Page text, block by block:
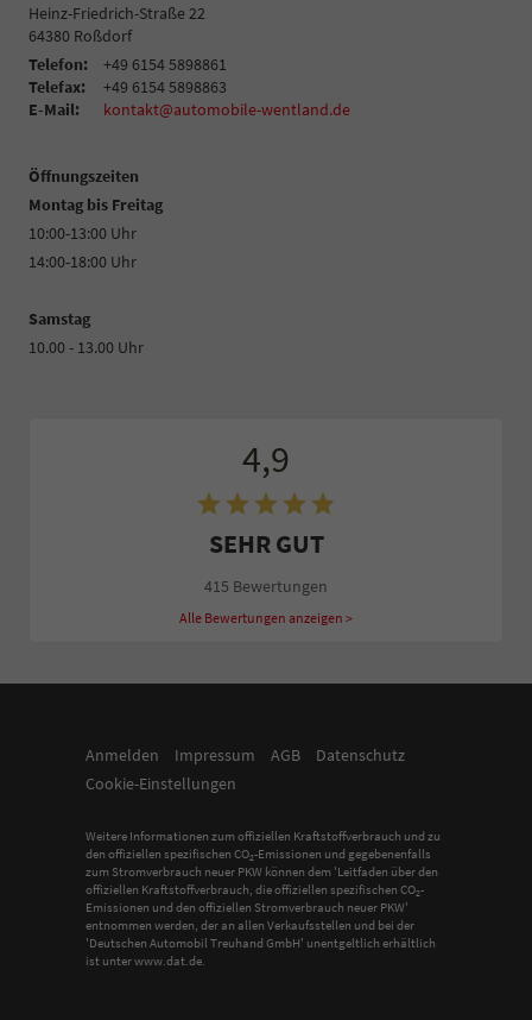
Heinz-Friedrich-Straße 22
64380 Roßdorf
Telefon:
+49 6154 5898861
Telefax:
+49 6154 5898863
E-Mail:
kontakt@automobile-wentland.de
Öffnungszeiten
Montag bis Freitag
10:00-13:00 Uhr
14:00-18:00 Uhr
Samstag
10.00 - 13.00 Uhr
4,9
SEHR GUT
415 Bewertungen
Alle Bewertungen anzeigen >
Anmelden Impressum AGB
Datenschutz
Cookie-Einstellungen
Weitere Informationen zum offiziellen Kraftstoffverbrauch und zu
den offiziellen spezifischen CO2-Emissionen und gegebenenfalls
zum Stromverbrauch neuer PKW können dem 'Leitfaden über den
offiziellen Kraftstoffverbrauch, die offiziellen spezifischen CO2-
Emissionen und den offiziellen Stromverbrauch neuer PKW'
entnommen werden, der an allen Verkaufsstellen und bei der
'Deutschen Automobil Treuhand GmbH' unentgeltlich erhältlich
ist unter www.dat.de.